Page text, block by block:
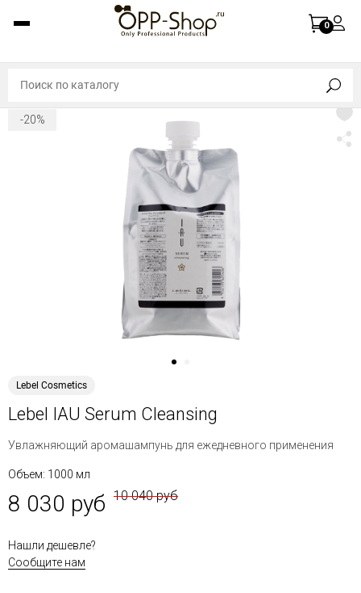
0
-20%
Lebel Cosmetics
Lebel IAU Serum Cleansing
Увлажняющий аромашампунь для ежедневного применения
Объем: 1000 мл
8 030 руб 10 040 руб
Нашли дешевле?
Сообщите нам